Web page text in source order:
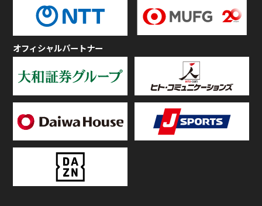
オフィシャルパートナー